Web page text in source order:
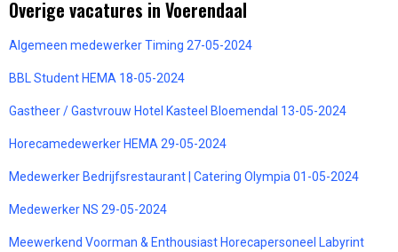
Overige vacatures in Voerendaal
Algemeen medewerker Timing 27-05-2024
BBL Student HEMA 18-05-2024
Gastheer / Gastvrouw Hotel Kasteel Bloemendal 13-05-2024
Horecamedewerker HEMA 29-05-2024
Medewerker Bedrijfsrestaurant | Catering Olympia 01-05-2024
Medewerker NS 29-05-2024
Meewerkend Voorman & Enthousiast Horecapersoneel Labyrint